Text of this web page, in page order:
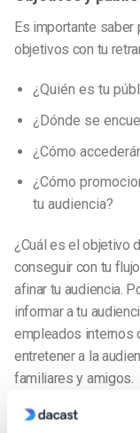
Es importante saber
objetivos con tu
¿Quién es tu
¿Dónde se
¿Cómo
¿Cómo
tu audiencia?
¿Cuál es el objetivo
conseguir con tu
afinar tu audiencia.
informar a tu
empleados internos
entretener a la
familiares y amigos.
Tema y contenido